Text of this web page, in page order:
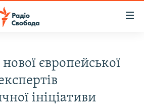
європейської
ініціативи